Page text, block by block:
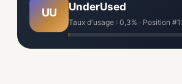
UU UnderUsed
Taux d'usage : 0,3% · Position